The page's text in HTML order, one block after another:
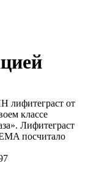
лифитеграст от
классе
Лифитеграст
посчитало